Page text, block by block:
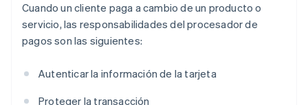
Cuando un cliente paga a cambio de un producto o
servicio, las responsabilidades del procesador de
pagos son las siguientes:
Autenticar la información de la tarjeta
Proteger la transacción